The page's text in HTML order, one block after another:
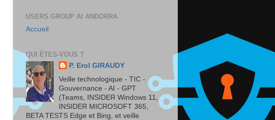
USERS GROUP AI ANDORRA
Accueil
QUI ÊTES-VOUS ?
P. Erol GIRAUDY
Veille technologique - TIC -
Gouvernance - AI - GPT
(Teams, INSIDER Windows 11,
INSIDER MICROSOFT 365,
BETA TESTS Edge et Bing, et veille